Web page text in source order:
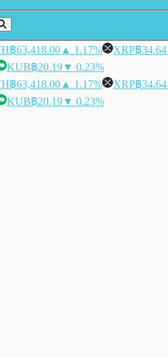
฿63,418.00 ▲ 1.17% XRP฿34.64
KUB฿20.19▼ 0.23%
฿63,418.00 ▲ 1.17% XRP฿34.64
KUB฿20.19▼ 0.23%